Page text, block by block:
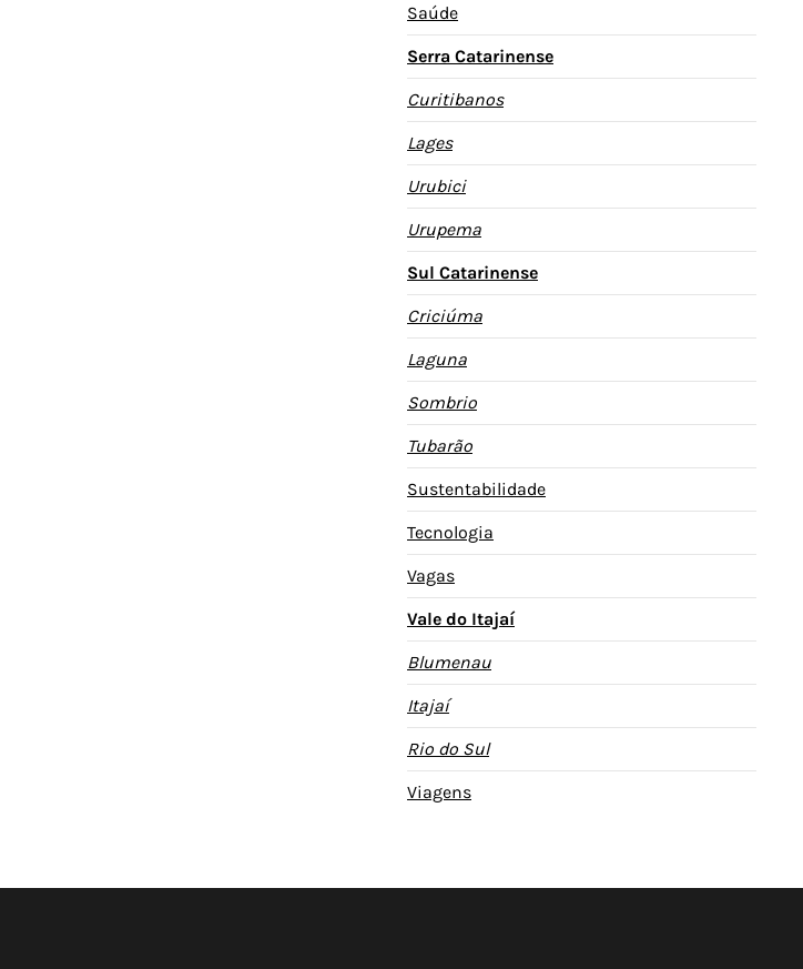
Saúde
Serra Catarinense
Curitibanos
Lages
Urubici
Urupema
Sul Catarinense
Criciúma
Laguna
Sombrio
Tubarão
Sustentabilidade
Tecnologia
Vagas
Vale do Itajaí
Blumenau
Itajaí
Rio do Sul
Viagens